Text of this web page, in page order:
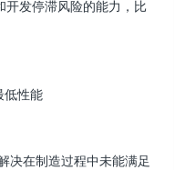
发停滞风险的能力，比
低性能
决在制造过程中未能满足